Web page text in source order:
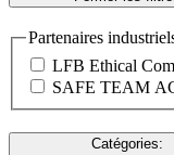
Partenaires
LFB Ethical
SAFE TEAM
Catégories: